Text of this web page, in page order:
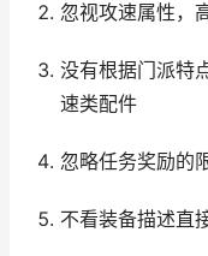
忽视攻速属性，
没有根据门派特
速类配件
忽略任务奖励的
不看装备描述直